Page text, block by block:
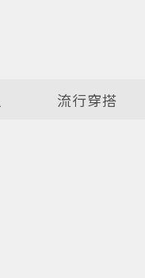
流行穿搭